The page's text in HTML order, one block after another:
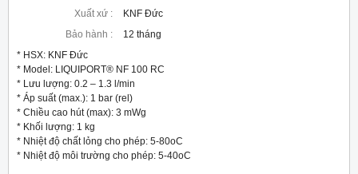
Xuất xứ :
KNF Đức
Bảo hành :
12 tháng
* HSX: KNF Đức
* Model: LIQUIPORT® NF 100 RC
* Lưu lượng: 0.2 – 1.3 l/min
* Áp suất (max.): 1 bar (rel)
* Chiều cao hút (max): 3 mWg
* Khối lượng: 1 kg
* Nhiệt độ chất lỏng cho phép: 5-80oC
* Nhiệt độ môi trường cho phép: 5-40oC